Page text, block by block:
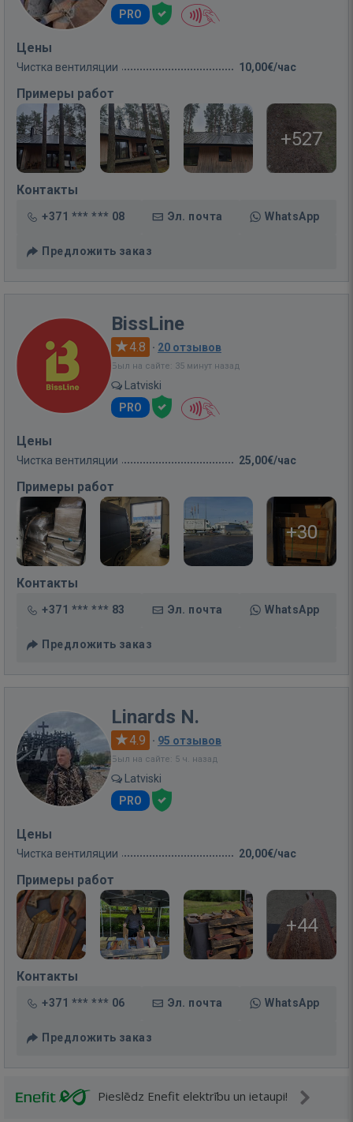
PRO
Цены
Чистка вентиляции 10,00€/час
Примеры работ
+527
Контакты
+371 *** *** 08 Эл. почта WhatsApp
Предложить заказ
BissLine
4.8 · 20 отзывов
Был на сайте: 35 минут назад
Latviski
PRO
Цены
Чистка вентиляции 25,00€/час
Примеры работ
+30
Контакты
+371 *** *** 83 Эл. почта WhatsApp
Предложить заказ
Linards N.
4.9 · 95 отзывов
Был на сайте: 5 ч. назад
Latviski
PRO
Цены
Чистка вентиляции 20,00€/час
Примеры работ
+44
Контакты
+371 *** *** 06 Эл. почта WhatsApp
Предложить заказ
Pieslēdz Enefit elektrību un ietaupi!